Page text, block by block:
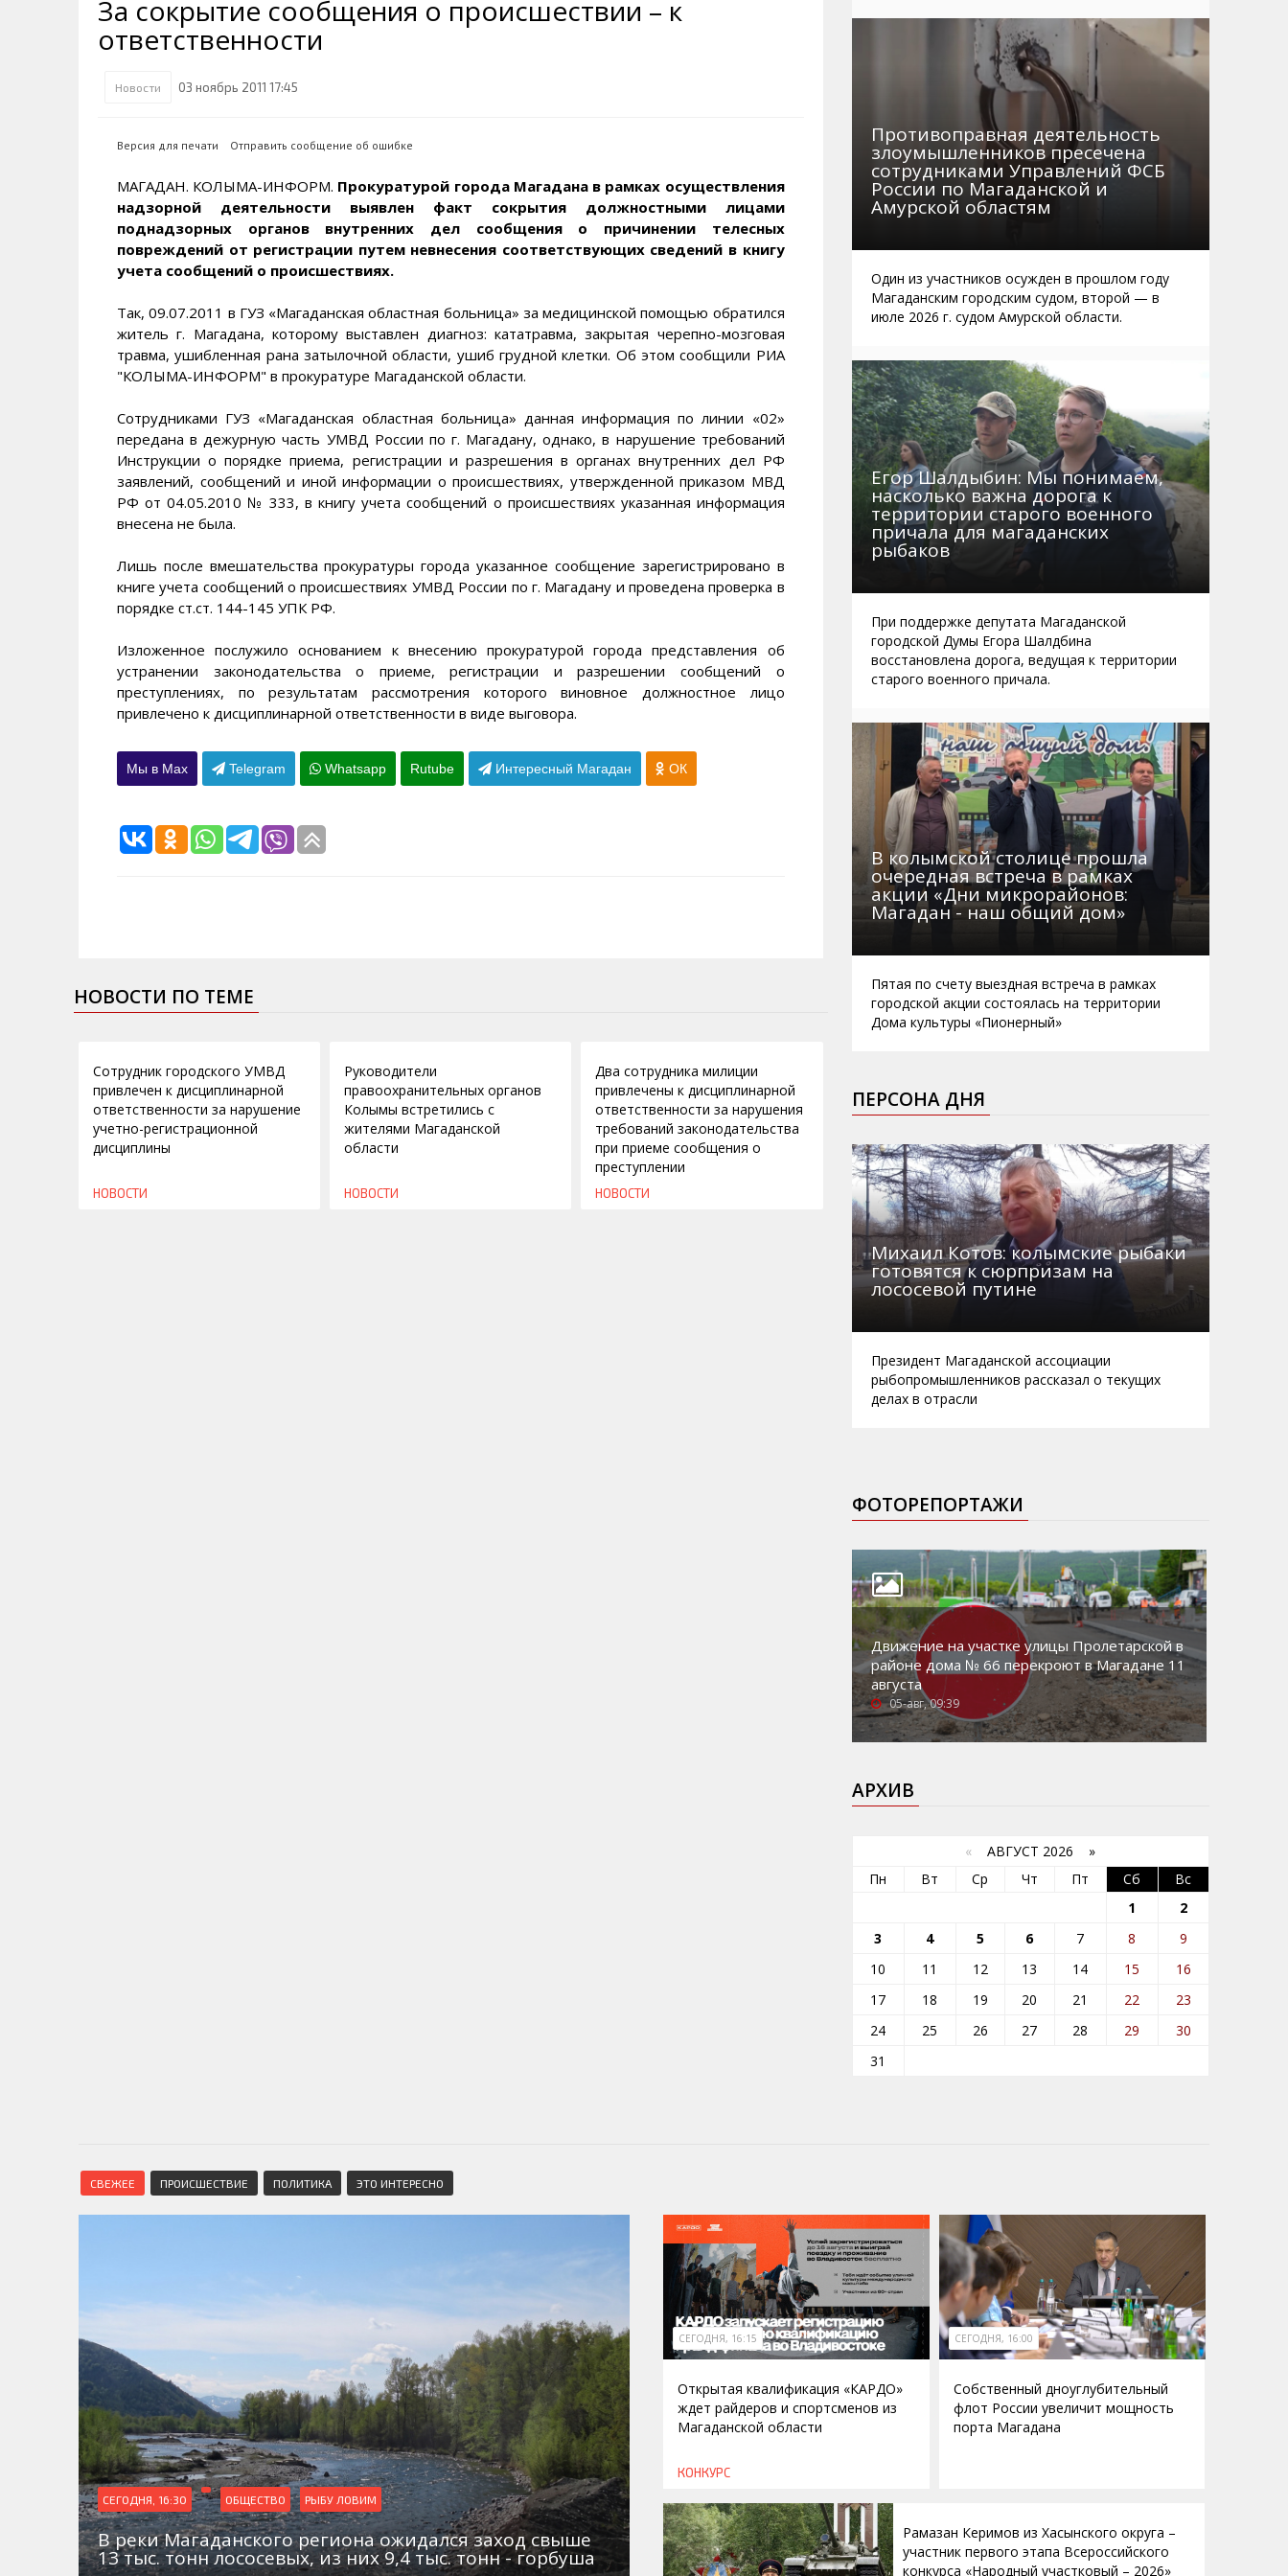
Транспортная инфраструктура
Их надо знать. Галерея славы
Достопримечательности
Туристическик маршруты
Интерактивная карта
Кинохроника Магадана
Телефоны
Автобусы Магадан – Аэропорт
Таблица приливов отливов
Губернатор
Наркоте нет
Аэропорт Магадан
Сельское хозяйство
Аварии ДТП
Кванториум
Горнолыжная школа
Алименты
УМВД
Интернет
Жилье
Не мусорить
Браконьеры
За сокрытие сообщения о происшествии – к
ответственности
Новости 03 ноябрь 2011 17:45
Версия для печати Отправить сообщение об ошибке
МАГАДАН. КОЛЫМА-ИНФОРМ. Прокуратурой города Магадана в рамках осуществления
надзорной деятельности выявлен факт сокрытия должностными лицами
поднадзорных органов внутренних дел сообщения о причинении телесных
повреждений от регистрации путем невнесения соответствующих сведений в книгу
учета сообщений о происшествиях.
Так, 09.07.2011 в ГУЗ «Магаданская областная больница» за медицинской помощью обратился
житель г. Магадана, которому выставлен диагноз: кататравма, закрытая черепно-мозговая
травма, ушибленная рана затылочной области, ушиб грудной клетки. Об этом сообщили РИА
"КОЛЫМА-ИНФОРМ" в прокуратуре Магаданской области.
Сотрудниками ГУЗ «Магаданская областная больница» данная информация по линии «02»
передана в дежурную часть УМВД России по г. Магадану, однако, в нарушение требований
Инструкции о порядке приема, регистрации и разрешения в органах внутренних дел РФ
заявлений, сообщений и иной информации о происшествиях, утвержденной приказом МВД
РФ от 04.05.2010 № 333, в книгу учета сообщений о происшествиях указанная информация
внесена не была.
Лишь после вмешательства прокуратуры города указанное сообщение зарегистрировано в
книге учета сообщений о происшествиях УМВД России по г. Магадану и проведена проверка в
порядке ст.ст. 144-145 УПК РФ.
Изложенное послужило основанием к внесению прокуратурой города представления об
устранении законодательства о приеме, регистрации и разрешении сообщений о
преступлениях, по результатам рассмотрения которого виновное должностное лицо
привлечено к дисциплинарной ответственности в виде выговора.
Мы в Max Telegram Whatsapp Rutube Интересный Магадан ОК
НОВОСТИ ПО ТЕМЕ
Сотрудник городского УМВД
привлечен к дисциплинарной
ответственности за нарушение
учетно-регистрационной
дисциплины
НОВОСТИ
Руководители
правоохранительных органов
Колымы встретились с
жителями Магаданской
области
НОВОСТИ
Два сотрудника милиции
привлечены к дисциплинарной
ответственности за нарушения
требований законодательства
при приеме сообщения о
преступлении
НОВОСТИ
Противоправная деятельность
злоумышленников пресечена
сотрудниками Управлений ФСБ
России по Магаданской и
Амурской областям
Один из участников осужден в прошлом году
Магаданским городским судом, второй — в
июле 2026 г. судом Амурской области.
Егор Шалдыбин: Мы понимаем,
насколько важна дорога к
территории старого военного
причала для магаданских
рыбаков
При поддержке депутата Магаданской
городской Думы Егора Шалдбина
восстановлена дорога, ведущая к территории
старого военного причала.
В колымской столице прошла
очередная встреча в рамках
акции «Дни микрорайонов:
Магадан - наш общий дом»
Пятая по счету выездная встреча в рамках
городской акции состоялась на территории
Дома культуры «Пионерный»
ПЕРСОНА ДНЯ
Михаил Котов: колымские рыбаки
готовятся к сюрпризам на
лососевой путине
Президент Магаданской ассоциации
рыбопромышленников рассказал о текущих
делах в отрасли
ФОТОРЕПОРТАЖИ
Движение на участке улицы Пролетарской в
районе дома № 66 перекроют в Магадане 11
августа
05-авг, 09:39
АРХИВ
« АВГУСТ 2026 »
Пн
Вт Ср Чт Пт Сб
Вс
1
2
3
4 5 6 7 8
9
10
11 12 13 14 15
16
17
18 19 20 21 22
23
24
25 26 27 28 29
30
31
СВЕЖЕЕ ПРОИСШЕСТВИЕ ПОЛИТИКА ЭТО ИНТЕРЕСНО
СЕГОДНЯ, 16:30 ОБЩЕСТВО РЫБУ ЛОВИМ
В реки Магаданского региона ожидался заход свыше
13 тыс. тонн лососевых, из них 9,4 тыс. тонн - горбуша
СЕГОДНЯ, 16:15
Открытая квалификация «КАРДО»
ждет райдеров и спортсменов из
Магаданской области
КОНКУРС
СЕГОДНЯ, 16:00
Собственный дноуглубительный
флот России увеличит мощность
порта Магадана
Рамазан Керимов из Хасынского округа –
участник первого этапа Всероссийского
конкурса «Народный участковый – 2026»